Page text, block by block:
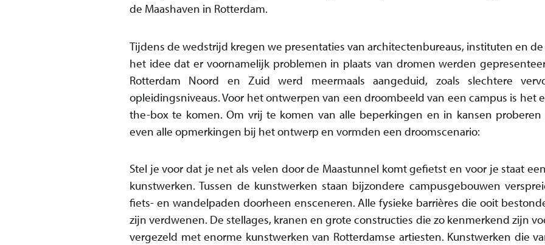
de Maashaven in Rotterdam.
Tijdens de wedstrijd kregen we presentaties van architectenbureaus, instituten en
het idee dat er voornamelijk problemen in plaats van dromen werden
Rotterdam Noord en Zuid werd meermaals aangeduid, zoals slechtere
opleidingsniveaus. Voor het ontwerpen van een droombeeld van een campus is het
the-box te komen. Om vrij te komen van alle beperkingen en in kansen
even alle opmerkingen bij het ontwerp en vormden een droomscenario:
Stel je voor dat je net als velen door de Maastunnel komt gefietst en voor je staat
kunstwerken. Tussen de kunstwerken staan bijzondere campusgebouwen
fiets- en wandelpaden doorheen ensceneren. Alle fysieke barrières die ooit
zijn verdwenen. De stellages, kranen en grote constructies die zo kenmerkend zijn
vergezeld met enorme kunstwerken van Rotterdamse artiesten. Kunstwerken die